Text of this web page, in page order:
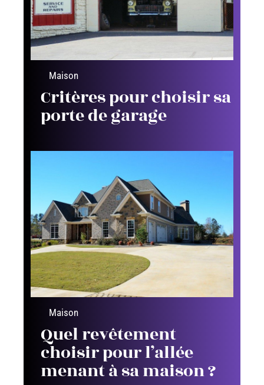
Maison
Critères pour choisir sa
porte de garage
Maison
Quel revêtement
choisir pour l’allée
menant à sa maison ?